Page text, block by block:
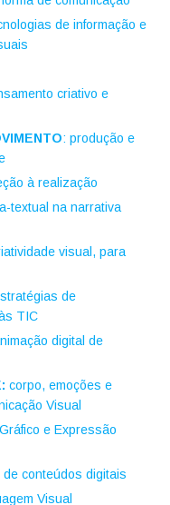
de informação e
criativo e
: produção e
à realização
textual na narrativa
visual, para
de
TIC
digital de
corpo, emoções e
Visual
e Expressão
de conteúdos digitais
Visual